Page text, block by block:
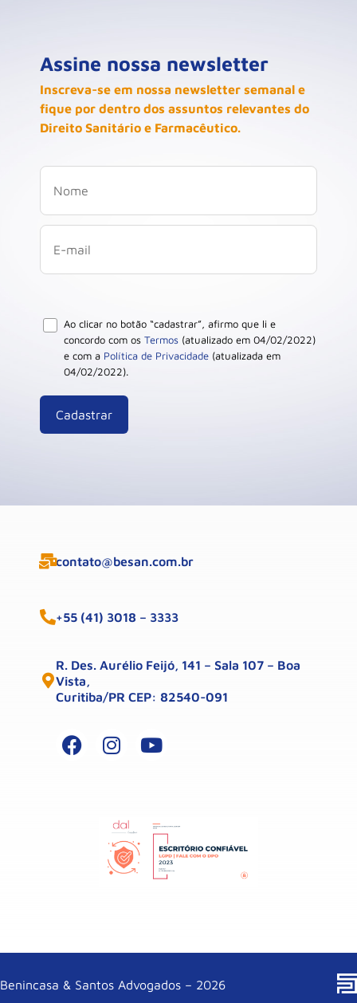
Assine nossa newsletter
Inscreva-se em nossa newsletter semanal e
fique por dentro dos assuntos relevantes do
Direito Sanitário e Farmacêutico.
Ao clicar no botão “cadastrar”, afirmo que li e
concordo com os Termos (atualizado em 04/02/2022)
e com a Política de Privacidade (atualizada em
04/02/2022).
contato@besan.com.br
+55 (41) 3018 – 3333
R. Des. Aurélio Feijó, 141 – Sala 107 – Boa
Vista,
Curitiba/PR CEP: 82540-091
Benincasa & Santos Advogados – 2026